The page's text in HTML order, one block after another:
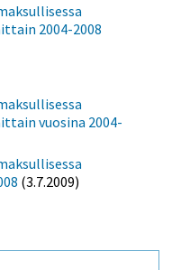
2004-2008
vuosina 2004-
(3.7.2009)